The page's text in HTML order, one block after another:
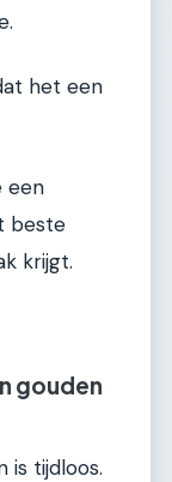
het een
een
beste
krijgt.
gouden
is tijdloos.